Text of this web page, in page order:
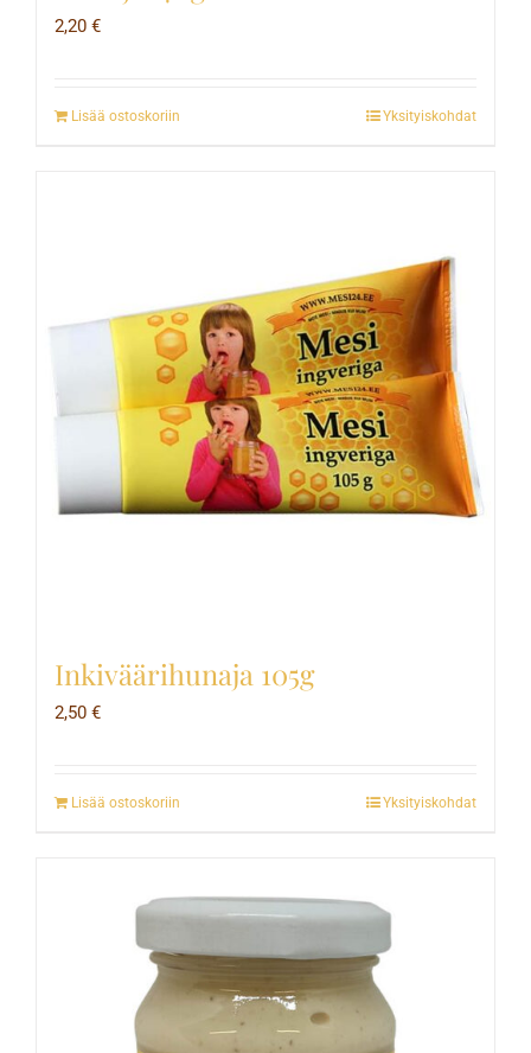
2,20 €
Lisää ostoskoriin Yksityiskohdat
Inkiväärihunaja 105g
2,50 €
Lisää ostoskoriin Yksityiskohdat